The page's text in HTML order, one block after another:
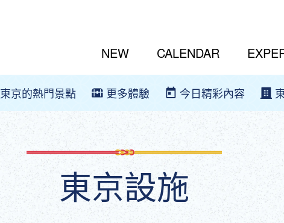
NEW CALENDAR
東京的熱門景點 更多體驗 今日精彩內容
東京設施